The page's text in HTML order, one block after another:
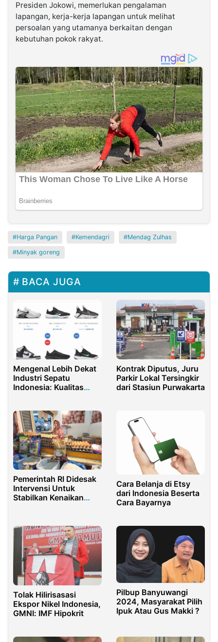
Presiden Jokowi, memerlukan pengalaman
lapangan, kerja-kerja lapangan untuk melihat
persoalan yang utamanya berkaitan dengan
kebutuhan pokok rakyat.
Harga Pangan Kemendagri Mendag Zulhas
Minyak goreng
BACA JUGA
Mengenal Lebih Dekat
Industri Sepatu
Indonesia: Kualitas
Kontrak Diputus, Juru
Parkir Lokal Tersingkir
dari Stasiun Purwakarta
Pemerintah RI Didesak
Intervensi Untuk
Stabilkan Kenaikan
Cara Belanja di Etsy
dari Indonesia Beserta
Cara Bayarnya
Tolak Hilirisasasi
Ekspor Nikel Indonesia,
GMNI: IMF Hipokrit
Pilbup Banyuwangi
2024, Masyarakat Pilih
Ipuk Atau Gus Makki ?